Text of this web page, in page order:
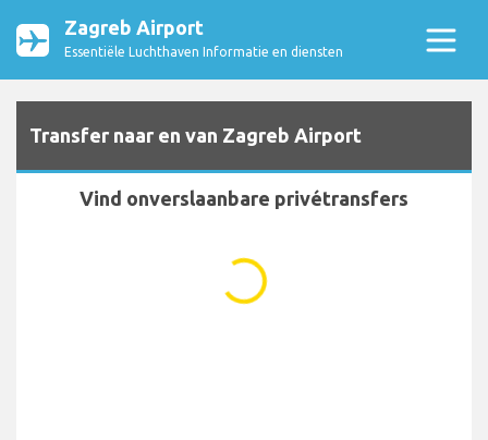
Zagreb Airport
Essentiële Luchthaven Informatie en diensten
Transfer naar en van Zagreb Airport
Vind onverslaanbare privétransfers